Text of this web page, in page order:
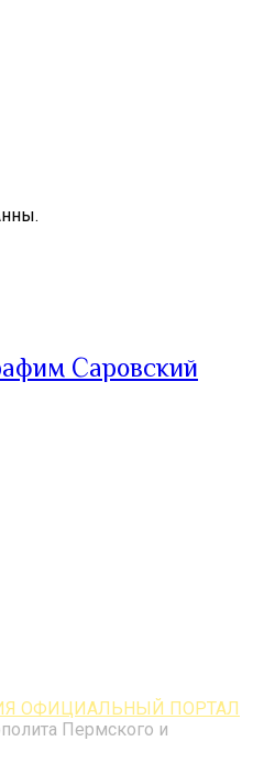
Саровский
ОФИЦИАЛЬНЫЙ ПОРТАЛ
Пермского и